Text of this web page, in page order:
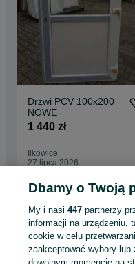
Drzwi PCV 100x200
NOWE
1 440 zł
Ilkowice
27 lipca 2026
Strona główna Budowa i
zewnętrzne - Małopolskie
Dbamy o Twoją
My i nasi447 partnerzy
informacji na urządzeniu,
cookie w celu
zaakceptować wybory